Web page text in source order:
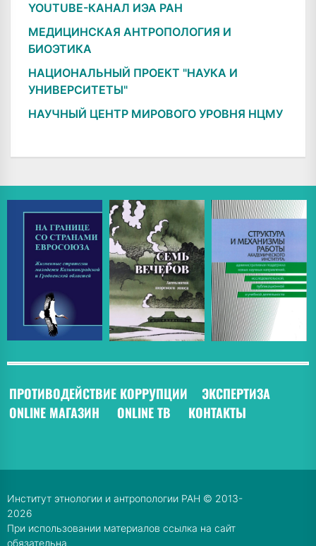
YOUTUBE-КАНАЛ ИЭА РАН
МЕДИЦИНСКАЯ АНТРОПОЛОГИЯ И
БИОЭТИКА
НАЦИОНАЛЬНЫЙ ПРОЕКТ "НАУКА И
УНИВЕРСИТЕТЫ"
НАУЧНЫЙ ЦЕНТР МИРОВОГО УРОВНЯ НЦМУ
ПРОТИВОДЕЙСТВИЕ КОРРУПЦИИ ЭКСПЕРТИЗА
ONLINE МАГАЗИН
ONLINE ТВ КОНТАКТЫ
Институт этнологии и антропологии РАН © 2013-
2026
При использовании материалов ссылка на сайт
обязательна